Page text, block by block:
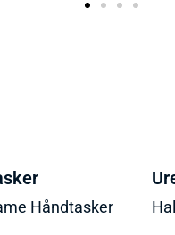
Håndtasker